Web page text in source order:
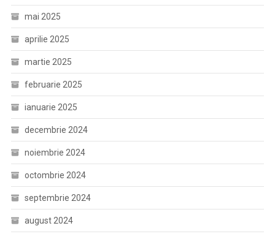
mai 2025
aprilie 2025
martie 2025
februarie 2025
ianuarie 2025
decembrie 2024
noiembrie 2024
octombrie 2024
septembrie 2024
august 2024